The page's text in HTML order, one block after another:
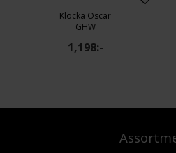
Klocka Oscar
GHW
1,198:-